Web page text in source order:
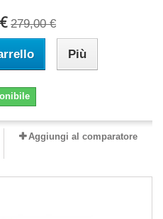
279,00 €
Più
Aggiungi al comparatore